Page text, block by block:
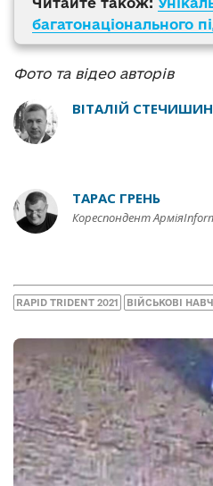
багатонаціонального
Фото та відео авторів
ВІТАЛІЙ СТЕЧИШИН
ТАРАС ГРЕНЬ
Кореспондент
RAPID TRIDENT 2021 ВІЙСЬКОВІ